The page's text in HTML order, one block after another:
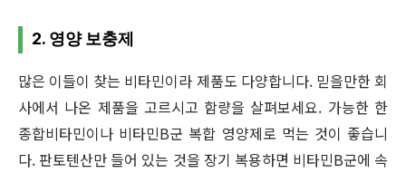
2. 영양 보충제
많은 이들이 찾는 비타민이라 제품도 다양합니다. 믿을만한 회
사에서 나온 제품을 고르시고 함량을 살펴보세요. 가능한 한
종합비타민이나 비타민B군 복합 영양제로 먹는 것이 좋습니
다. 판토텐산만 들어 있는 것을 장기 복용하면 비타민B군에 속